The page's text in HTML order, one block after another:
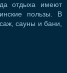
отдыха имеют
пользы. В
сауны и бани,